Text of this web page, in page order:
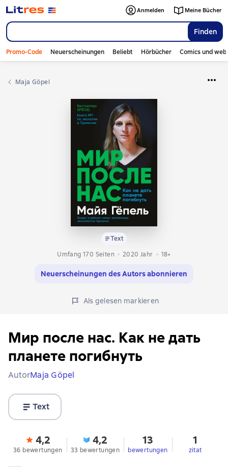
Finden
Anmelden Meine Bücher
Promo-Code Neuerscheinungen Beliebt Hörbücher Comics und
Maja Göpel
Text
Umfang 170 Seiten
2020 Jahr 18+
Neuerscheinungen des Autors abonnieren
Als gelesen markieren
Мир после нас. Как не дать
планете погибнуть
AutorMaja Göpel
Text
4,2
36 bewertungen
4,2
33 bewertungen
13
bewertungen
1
zitat